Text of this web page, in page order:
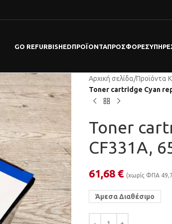
GO REFURBISHEDΠΡΟΪΌΝΤΑΠΡΟΣΦΟΡΕΣ
Αρχική σελίδα/Προϊόντα
Toner cartridge Cyan
Toner
CF331A,
61,68 € (χωρίς ΦΠΑ
Άμεσα Διαθέσιμο